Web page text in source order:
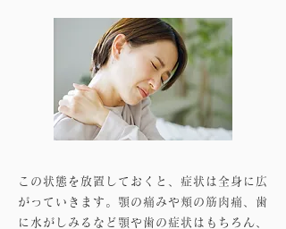
この状態を放置しておくと、症状は全身に広
がっていきます。顎の痛みや頬の筋肉痛、歯
に水がしみるなど顎や歯の症状はもちろん、